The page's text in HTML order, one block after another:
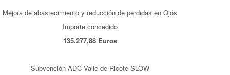
Mejora de abastecimiento y reducción de perdidas en Ojós
Importe concedido
135.277,88 Euros
Subvención ADC Valle de Ricote SLOW